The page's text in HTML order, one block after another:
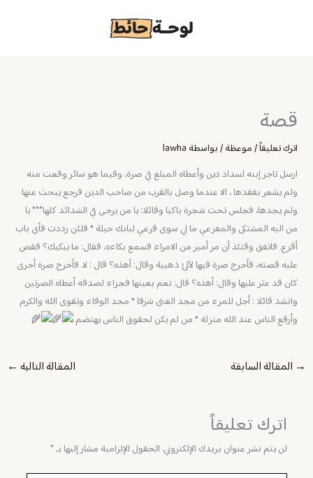
قصة
اترك تعليقاً/موعظة/ بواسطة lawha
ارسل تاجر إبنه لسداد دين وأعطاه المبلغ في صرة، وفيما هو سائر وقعت منه
ولم يشعر بفقدها ، الا عندما وصل بالقرب من صاحب الدين فرجع يبحث عنها
ولم يجدها، فجلس تحت شجرة باكيا وقائلا: يا من يرجى في الشدائد كلها*** يا
من اليه المشتكى والمفزعي ما لي سوى قرعي لبابك حيلة *فلئن رددت فأي باب
أقرع. فاتفق وقتئذ أن مر أمير من الامراء فسمع بكاءه، فقال: ما يبكيك؟ فقص
عليه قصته، فأخرج صرة فيها لآلئ ذهبية وقال: أهذه؟ قال : لا. فأخرج صرة أخرى
كان قد عثر عليها وقال: أهذه؟ قال: نعم بعينها فجزاء لصدقه أعطاه الصرتين
وانشد قائلا : أجل للمرء من مجد الغنى شرفا *مجد الوفاء وتقوى الله والكرم
وأرفع الناس عند الله منزلة *من لم يكن لحقوق الناس يهتضم
→ المقالة السابقة المقالة التالية ←
اترك تعليقاً
لن يتم نشر عنوان بريدك الإلكتروني. الحقول الإلزامية مشار إليها بـ*